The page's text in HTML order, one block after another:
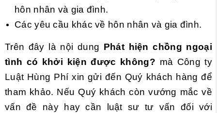
hôn nhân và gia đình.
Các yêu cầu khác về hôn nhân và gia đình.
Trên đây là nội dung Phát hiện chồng ngoại
tình có khởi kiện được không? mà Công ty
Luật Hùng Phí xin gửi đến Quý khách hàng để
tham khảo. Nếu Quý khách còn vướng mắc về
vấn đề này hay cần luật sư tư vấn đối với